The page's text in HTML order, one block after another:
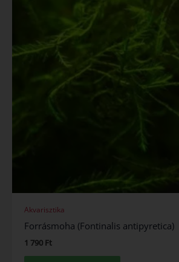
Akvarisztika
Forrásmoha (Fontinalis antipyretica)
1 790 Ft